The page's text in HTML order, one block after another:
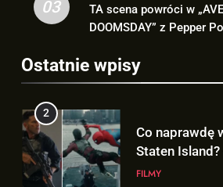
3
TA scena
Pepper Potts
FILMY
4
Znamy
modlitwą
FILMY
03
TA scena powróci w
DOOMSDAY” z Pepper
Ostatnie wpisy
Co naprawdę
Staten
BRAND NEW
FILMY
3
TA scena
„AVENGERS:
Pepper Potts